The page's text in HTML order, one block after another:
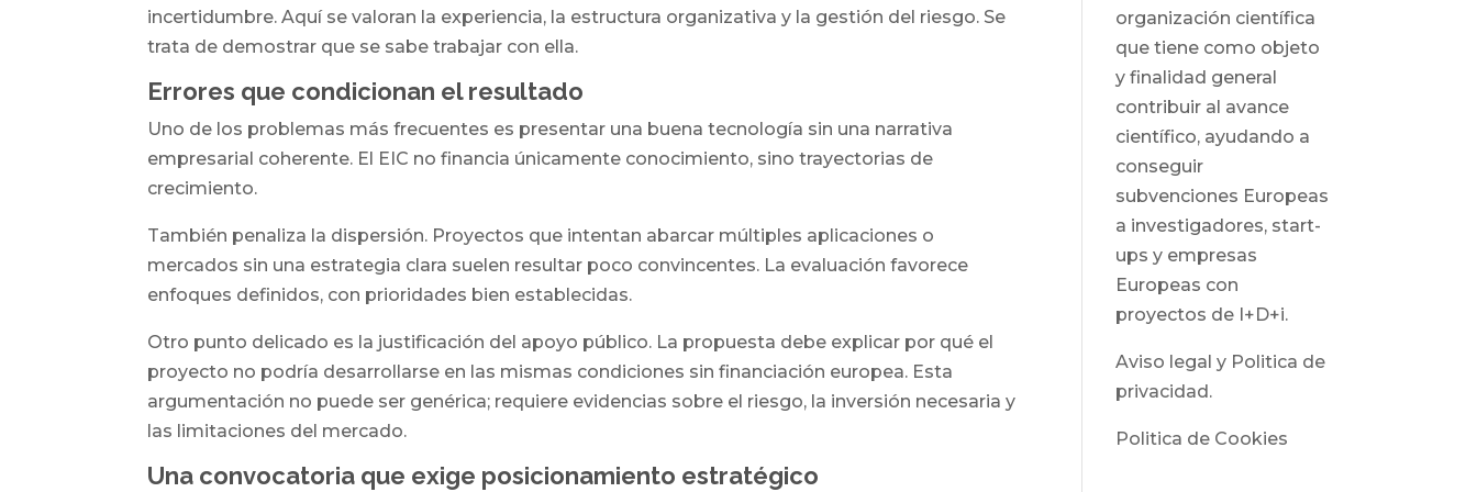
incertidumbre. Aquí se valoran la experiencia, la estructura organizativa y la gestión del riesgo. Se
trata de demostrar que se sabe trabajar con ella.
Errores que condicionan el resultado
Uno de los problemas más frecuentes es presentar una buena tecnología sin una narrativa
empresarial coherente. El EIC no financia únicamente conocimiento, sino trayectorias de
crecimiento.
También penaliza la dispersión. Proyectos que intentan abarcar múltiples aplicaciones o
mercados sin una estrategia clara suelen resultar poco convincentes. La evaluación favorece
enfoques definidos, con prioridades bien establecidas.
Otro punto delicado es la justificación del apoyo público. La propuesta debe explicar por qué el
proyecto no podría desarrollarse en las mismas condiciones sin financiación europea. Esta
argumentación no puede ser genérica; requiere evidencias sobre el riesgo, la inversión necesaria y
las limitaciones del mercado.
Una convocatoria que exige posicionamiento estratégico
organización científica
que tiene como objeto
y finalidad general
contribuir al avance
científico, ayudando a
conseguir
subvenciones Europeas
a investigadores, start-
ups y empresas
Europeas con
proyectos de I+D+i.
Aviso legal y Politica de
privacidad.
Politica de Cookies